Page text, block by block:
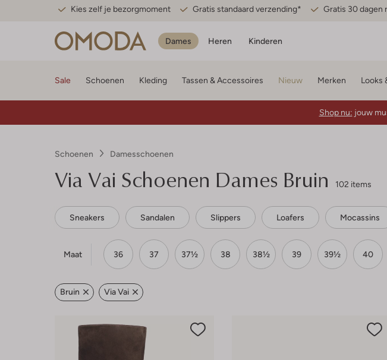
Kies zelf je bezorgmoment Gratis standaard verzending* Gratis 30 dagen
Dames Heren Kinderen
Sale Schoenen Kleding Tassen & Accessoires Nieuw Merken Looks
Shop nu: jouw
Schoenen Damesschoenen
Via Vai Schoenen Dames Bruin 102 items
Sneakers Sandalen Slippers Loafers Mocassins
Maat 36 37 37½ 38 38½ 39 39½ 40
Bruin Via Vai